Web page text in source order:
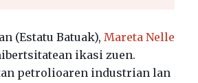
(Estatu Batuak),Mareta Nelle
ikasi zuen.
petrolioaren industrian lan